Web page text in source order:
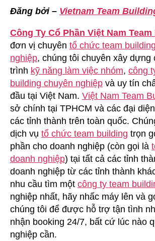
Đăng bởi – Vietnam Team
Công Ty Cổ Phần Việt Nam
đơn vị chuyên tổ chức team
nghiệp, chúng tôi chuyên xây dựng
trình kỹ năng làm việc nhóm, công
building chuyên nghiệp và uy tín
đầu tại Việt Nam. Việt Nam Team
sở chính tại TPHCM và các đại
các tỉnh thành trên toàn quốc.
dịch vụ tổ chức team building trọn
phần cho doanh nghiệp (còn gọi là
doanh nghiệp) tại tất cả các tỉnh
doanh nghiệp từ các tỉnh thành
nhu cầu tìm một công ty team
nghiệp nhất, hãy nhấc máy lên và
chúng tôi để được hỗ trợ tận tình
nhận booking 24/7, bất cứ lúc nào
nghiệp cần.